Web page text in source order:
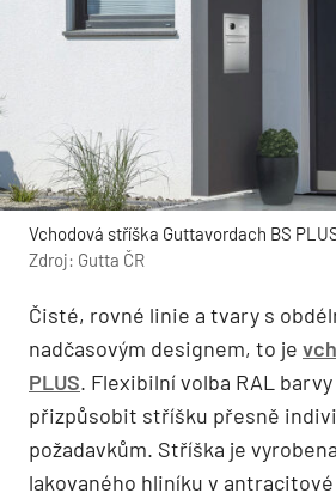
Vchodová stříška Guttavordach BS
Zdroj: Gutta ČR
Čisté, rovné linie a tvary s
nadčasovým designem, to je
PLUS. Flexibilní volba RAL
přizpůsobit stříšku přesně
požadavkům. Stříška je
lakovaného hliníku v